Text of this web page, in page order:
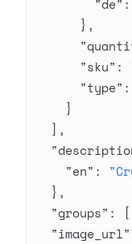
        "de"
:
      },
      "sku"
:
      "type"
:
    }
  ],
    "en"
:
  },
  "groups"
:
  "image_url"